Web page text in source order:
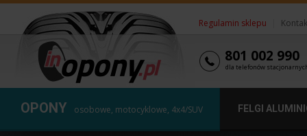
Regulamin sklepu
801 002 990
dla telefonów
OPONY osobowe, motocyklowe, 4x4/SUV FELGI